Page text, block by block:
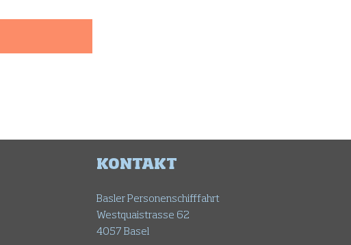
KONTAKT
Basler Personenschifffahrt
Westquaistrasse 62
4057 Basel